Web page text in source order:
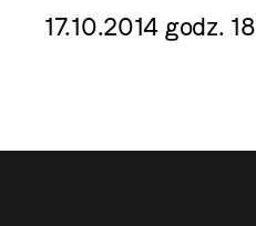
17.10.2014 godz. 18